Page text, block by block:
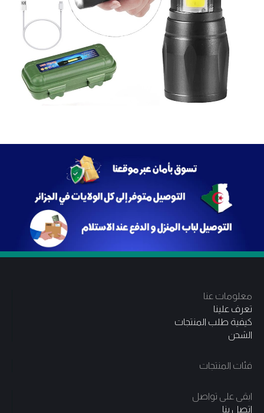
معلومات عنا
تعرف علينا
كيفية طلب المنتجات
الشحن
فئات المنتجات
ابقى على تواصل
اتصل بنا